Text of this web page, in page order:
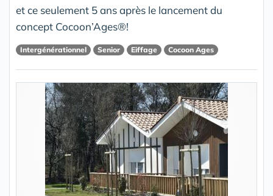
et ce seulement 5 ans après le lancement du
concept Cocoon’Ages®!
Intergénérationnel Senior Eiffage Cocoon Ages